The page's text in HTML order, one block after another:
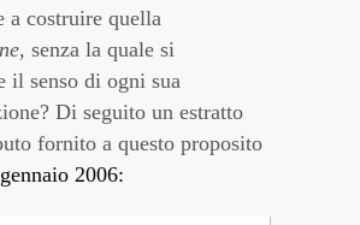
a costruire quella
, senza la quale si
il senso di ogni sua
Di seguito un estratto
fornito a questo proposito
2006: